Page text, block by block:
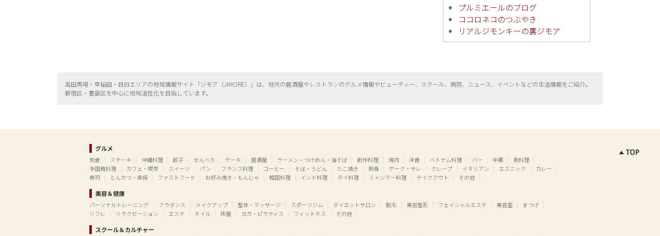
プルミエールのブログ
ココロネコのつぶやき
リアルジモンキーの裏ジモア
高田馬場・早稲田・目白エリアの地域情報サイト「ジモア（JIMORE）」は、地元の居酒屋やレストランのグルメ情報やビューティー、 スクール、病院、ニュース、イベントなどの生活情報をご紹介。
新宿区・ 豊島区を中心に地域活性化を目指しています。
グルメ
和食 ステーキ 沖縄料理 餃子 せんべろ ケーキ 居酒屋 ラーメン・つけめん・油そば 創作料理 焼肉 洋食 ベトナム料理 バー 中華
魚料理
多国籍料理
カフェ・喫茶 スイーツ パン フランス料理 コーヒー そば・うどん たこ焼き 刺身 ケーク・サレ クレープ イタリアン エスニック
カレー
寿司
とんかつ・串揚 ファストフード お好み焼き・もんじゃ 韓国料理 インド料理 タイ料理 ミャンマー料理 テイクアウト その他
美容＆健康
パーソナルトレーニング フラダンス メイクアップ 整体・マッサージ スポーツジム ダイエットサロン 脱毛 美容整形 フェイシャルエステ 美容室
まつげ
リフレ
リラクゼーション エステ ネイル 床屋 ヨガ・ピラティス フィットネス その他
スクール＆カルチャー